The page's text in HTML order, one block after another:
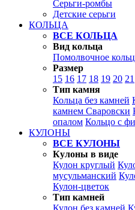
Серьги-ромбы
Детские серьги
КОЛЬЦА
ВСЕ КОЛЬЦА
Вид кольца
Помолвочное
Размер
15 16 17 18 19 20 21
Тип камня
Кольца без камней
камнем Сваровски
опалом Кольцо с
КУЛОНЫ
ВСЕ КУЛОНЫ
Кулоны в виде
Кулон круглый
мусульманский
Кулон-цветок
Тип камней
Кулон без камней